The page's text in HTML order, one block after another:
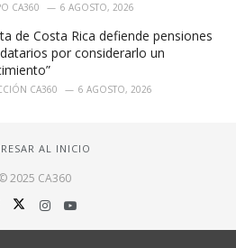
CA360 6 AGOSTO, 2026
de Costa Rica defiende pensiones
por considerarlo un
CA360 6 AGOSTO, 2026
AL INICIO
© 2025 CA360